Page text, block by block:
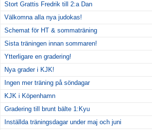
Stort Grattis Fredrik till 2:a Dan
Välkomna alla nya judokas!
Schemat för HT & sommaträning
Sista träningen innan sommaren!
Ytterligare en gradering!
Nya grader i KJK!
Ingen mer träning på söndagar
KJK i Köpenhamn
Gradering till brunt bälte 1:Kyu
Inställda träningsdagar under maj och juni